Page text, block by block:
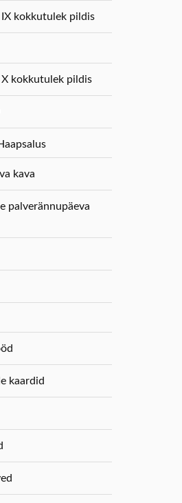
kokkutulek pildis
kokkutulek pildis
kava
palverännupäeva
kaardid